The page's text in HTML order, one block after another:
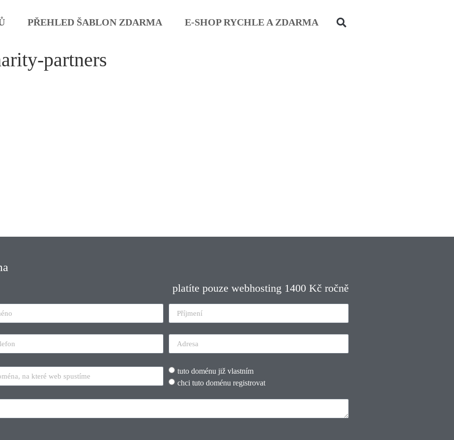
PŘEHLED ŠABLON ZDARMA E-SHOP RYCHLE A ZDARMA
partners
platíte pouze webhosting 1400 Kč ročně
tuto doménu již vlastním
chci tuto doménu registrovat